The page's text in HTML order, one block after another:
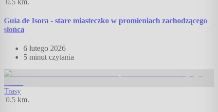
Guía de Isora - stare miasteczko w promieniach zachodzącego
słońca
6 lutego 2026
5 minut czytania
Trasy
0.5 km.